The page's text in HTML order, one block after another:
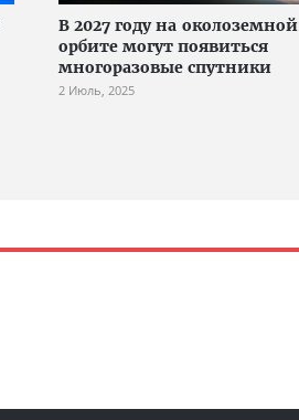
В 2027 году на околоземной
орбите могут появиться
многоразовые спутники
2 Июль, 2025